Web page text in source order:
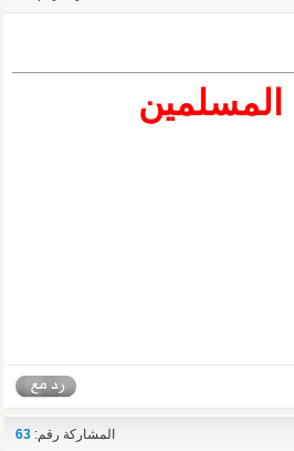
المشاركة رقم: 63